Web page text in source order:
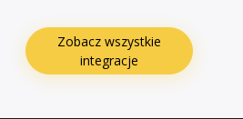
Zobacz wszystkie
integracje